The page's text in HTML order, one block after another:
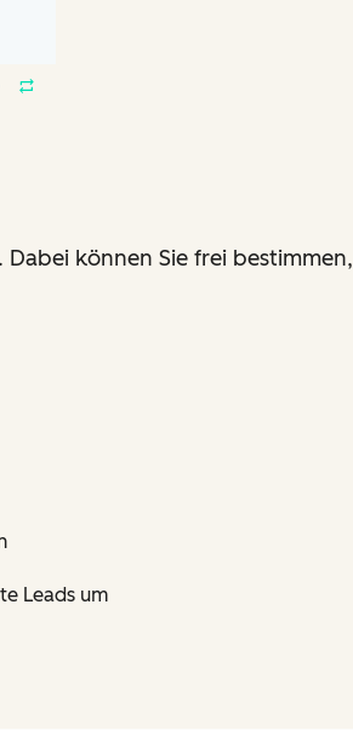
können Sie frei bestimmen,
Leads um